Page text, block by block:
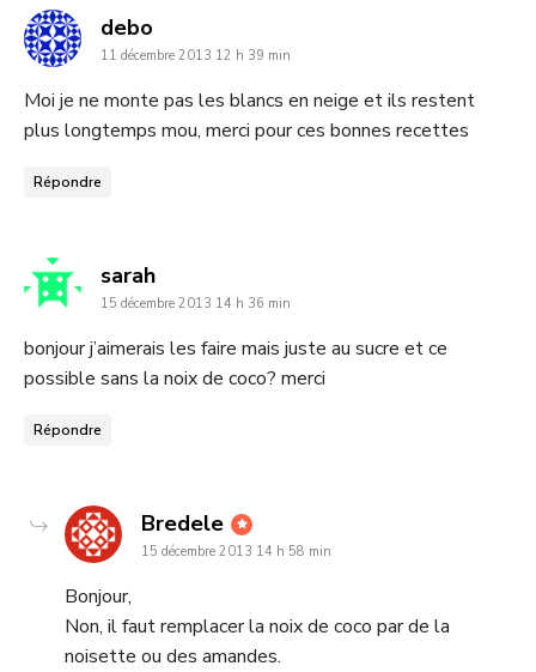
debo
:
11 décembre 2013 12 h 39 min
Moi je ne monte pas les blancs en neige et ils restent
plus longtemps mou, merci pour ces bonnes recettes
Répondre
sarahdit
:
15 décembre 2013 14 h 36 min
bonjour j’aimerais les faire mais juste au sucre et ce
possible sans la noix de coco? merci
Répondre
Bredele
dit
15 décembre 2013 14 h 58 min
Bonjour,
Non, il faut remplacer la noix de coco par de la
noisette ou des amandes.